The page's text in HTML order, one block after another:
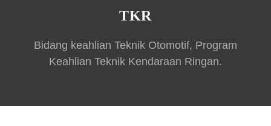
TKR
Bidang keahlian Teknik Otomotif, Program
Keahlian Teknik Kendaraan Ringan.